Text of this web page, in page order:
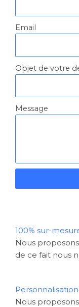
Email
Objet de votre
Message
100% sur-
Nous
de ce fait nous
Personnalisation
Nous